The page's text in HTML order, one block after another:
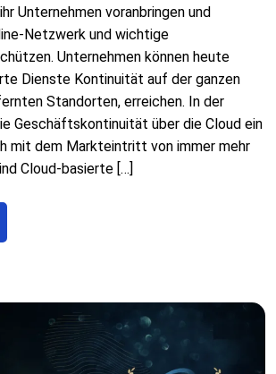
Unternehmen voranbringen und
Netzwerk und wichtige
Unternehmen können heute
Dienste Kontinuität auf der ganzen
Standorten, erreichen. In der
Geschäftskontinuität über die Cloud ein
mit dem Markteintritt von immer mehr
Cloud-basierte […]